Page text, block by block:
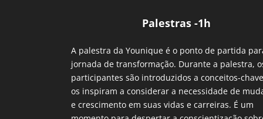
Palestras -1h
A palestra da Younique é o ponto de partida
jornada de transformação. Durante a palestra,
participantes são introduzidos a conceitos-
os inspiram a considerar a necessidade de
e crescimento em suas vidas e carreiras. É um